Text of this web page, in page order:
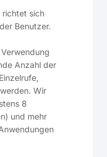
richtet sich
Benutzer.
Anzahl der
Wir
8
und mehr